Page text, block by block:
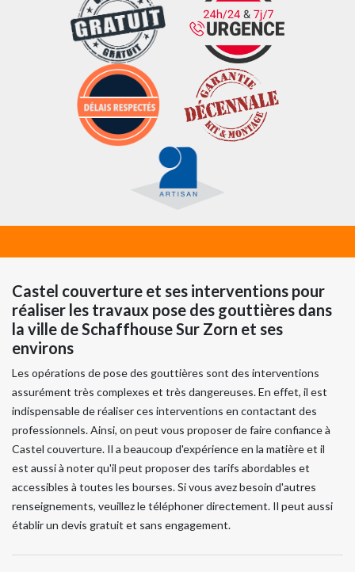
Castel couverture et ses interventions pour
réaliser les travaux pose des gouttières dans
la ville de Schaffhouse Sur Zorn et ses
environs
Les opérations de pose des gouttières sont des interventions
assurément très complexes et très dangereuses. En effet, il est
indispensable de réaliser ces interventions en contactant des
professionnels. Ainsi, on peut vous proposer de faire confiance à
Castel couverture. Il a beaucoup d'expérience en la matière et il
est aussi à noter qu'il peut proposer des tarifs abordables et
accessibles à toutes les bourses. Si vous avez besoin d'autres
renseignements, veuillez le téléphoner directement. Il peut aussi
établir un devis gratuit et sans engagement.